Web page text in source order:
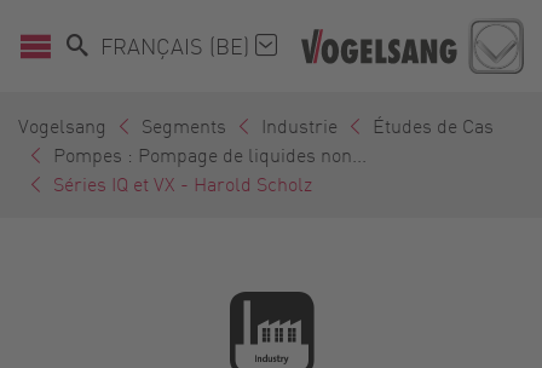
FRANÇAIS (BE)
Vogelsang Segments Industrie
Études de Cas
Pompes : Pompage de liquides non...
Séries IQ et VX - Harold Scholz